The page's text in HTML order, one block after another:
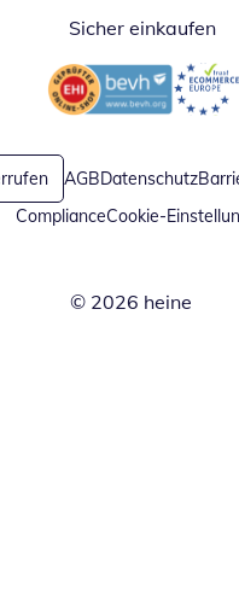
Sicher einkaufen
Öffnet in neuemÖffnet
AGBDatenschutz
ComplianceCookie-
© 2026 heine